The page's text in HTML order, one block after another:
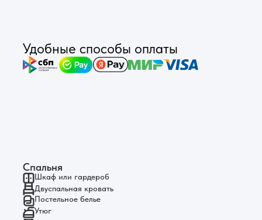
Удобные способы оплаты
Спальня
Шкаф или гардероб
Двуспальная кровать
Постельное белье
Утюг